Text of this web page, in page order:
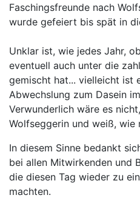
Faschingsfreunde nach
wurde gefeiert bis spät in
Unklar ist, wie jedes Jahr,
eventuell auch unter die
gemischt hat... vielleicht ist
Abwechslung zum Dasein
Verwunderlich wäre es
Wolfseggerin und weiß, wie
In diesem Sinne bedankt
bei allen Mitwirkenden und
die diesen Tag wieder zu
machten.